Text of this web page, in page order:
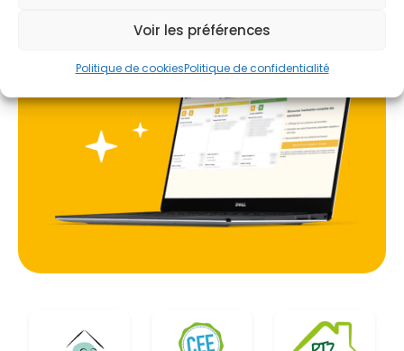
Voir les préférences
Politique de cookiesPolitique de confidentialité
Je prends rdv !